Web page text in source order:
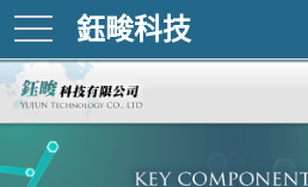
鈺畯科技
toggle
navigation